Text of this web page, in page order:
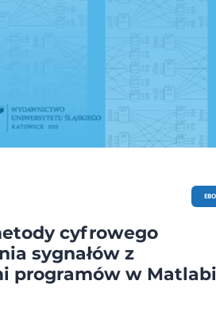
cyfrowego
sygnałów z
programów w